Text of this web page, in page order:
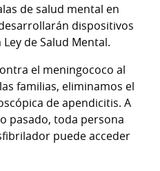
de salud mental en
dispositivos
de Salud Mental.
el meningococo al
familias, eliminamos el
de apendicitis. A
pasado, toda persona
puede acceder